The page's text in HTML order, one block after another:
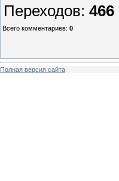
Переходов: 466
Всего комментариев: 0
Полная версия сайта